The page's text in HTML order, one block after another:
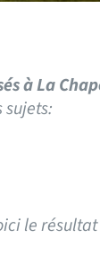
à La
sujets:
le